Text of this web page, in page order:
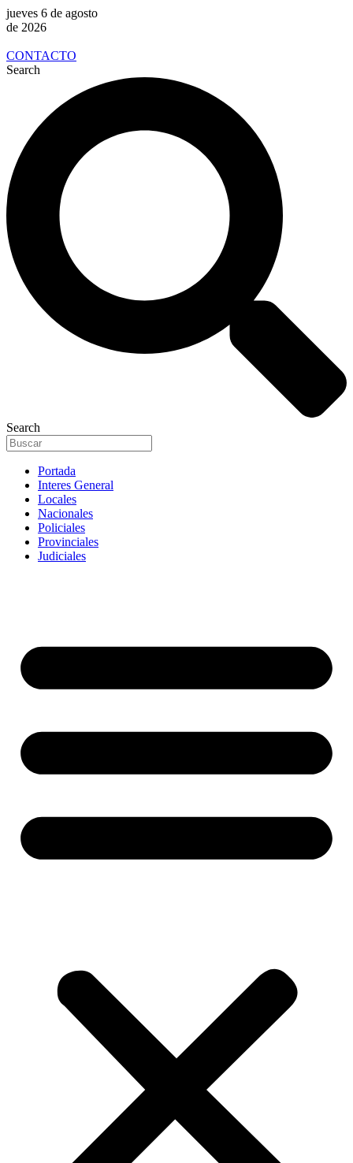
jueves 6 de agosto
de 2026
CONTACTO
Search
Search
Portada
Interes General
Locales
Nacionales
Policiales
Provinciales
Judiciales